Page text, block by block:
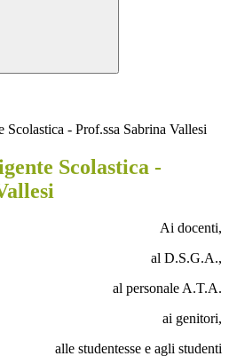
- Prof.ssa Sabrina Vallesi
Scolastica -
Ai docenti,
al D.S.G.A.,
al personale A.T.A.
ai genitori,
alle studentesse e agli studenti